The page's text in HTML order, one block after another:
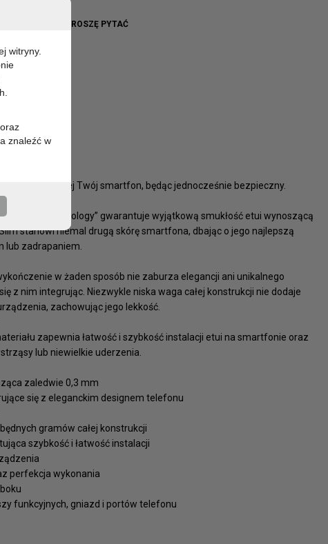
BRAK - PROSZĘ PYTAĆ
że nie odczuje jej Twój smartfon, będąc jednocześnie bezpieczny.
„Ghost Technology” gwarantuje wyjątkową smukłość etui wynoszącą
stanowi niemal drugą skórę smartfona, dbając o jego najlepszą
lub zadrapaniem.
w żaden sposób nie zaburza elegancji ani unikalnego
z nim integrując. Niezwykle niska waga całej konstrukcji nie dodaje
zachowując jego lekkość.
zapewnia łatwość i szybkość instalacji etui na smartfonie oraz
lub niewielkie uderzenia.
zaledwie 0,3 mm
się z eleganckim designem telefonu
gramów całej konstrukcji
szybkość i łatwość instalacji
perfekcja wykonania
funkcyjnych, gniazd i portów telefonu
witryny.
znaleźć w